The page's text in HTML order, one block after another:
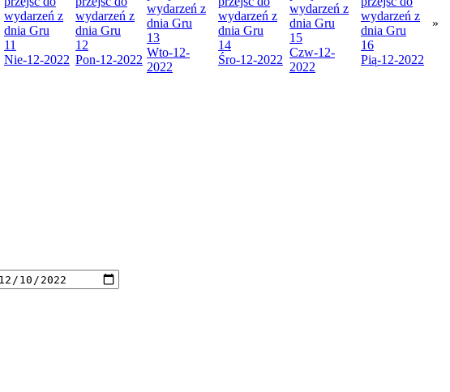
wydarzeń z
dnia Gru
11
Nie-12-2022
wydarzeń z
dnia Gru
12
Pon-12-2022
wydarzeń z
dnia Gru
13
Wto-12-
2022
wydarzeń z
dnia Gru
14
Śro-12-2022
wydarzeń z
dnia Gru
15
Czw-12-
2022
wydarzeń z
dnia Gru
16
Pią-12-2022
»